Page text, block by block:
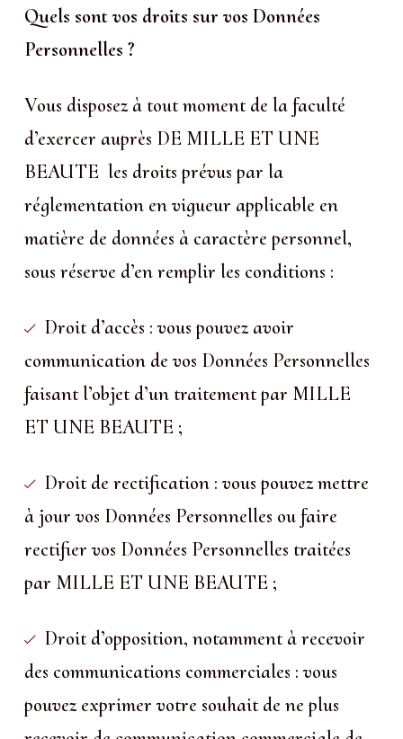
Quels sont vos droits sur vos Données
Personnelles ?
Vous disposez à tout moment de la faculté
d’exercer auprès DE MILLE ET UNE
BEAUTE les droits prévus par la
réglementation en vigueur applicable en
matière de données à caractère personnel,
sous réserve d’en remplir les conditions :
Droit d’accès : vous pouvez avoir
communication de vos Données Personnelles
faisant l’objet d’un traitement par MILLE
ET UNE BEAUTE ;
Droit de rectification : vous pouvez mettre
à jour vos Données Personnelles ou faire
rectifier vos Données Personnelles traitées
par MILLE ET UNE BEAUTE ;
Droit d’opposition, notamment à recevoir
des communications commerciales : vous
pouvez exprimer votre souhait de ne plus